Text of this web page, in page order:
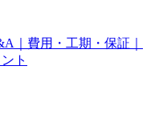
｜費用・工期・保証｜
ト